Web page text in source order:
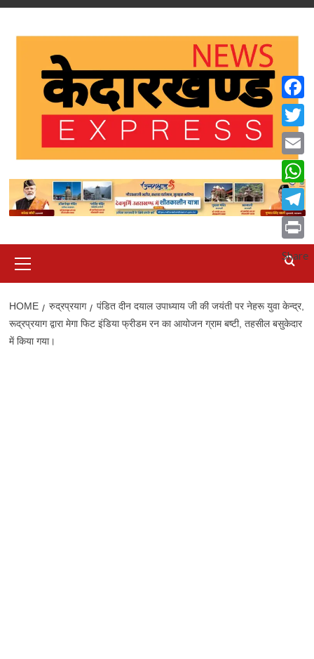
Skip
Menu
HOME रुद्रप्रयाग
पंडित दीन दयाल उपाध्याय जी की जयंती पर नेहरू युवा केन्द्र,
रूद्रप्रयाग द्वारा मेगा फिट इंडिया फ्रीडम रन का आयोजन ग्राम बष्टी, तहसील बसुकेदार
में किया गया।
Email
Print
Share